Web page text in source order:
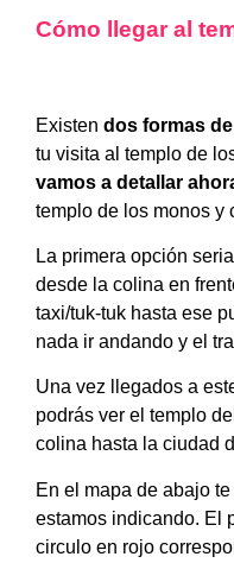
Cómo llegar al
Existen dos formas
tu visita al templo de
vamos a detallar
templo de los monos y
La primera opción
desde la colina en
taxi/tuk-tuk hasta ese
nada ir andando y el
Una vez llegados a
podrás ver el templo
colina hasta la ciudad
En el mapa de abajo
estamos indicando. El
circulo en rojo